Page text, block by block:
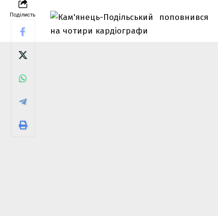
Поділисть